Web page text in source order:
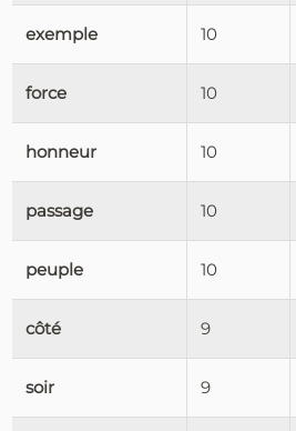
exemple 10
force 10
honneur 10
passage 10
peuple 10
côté 9
soir 9